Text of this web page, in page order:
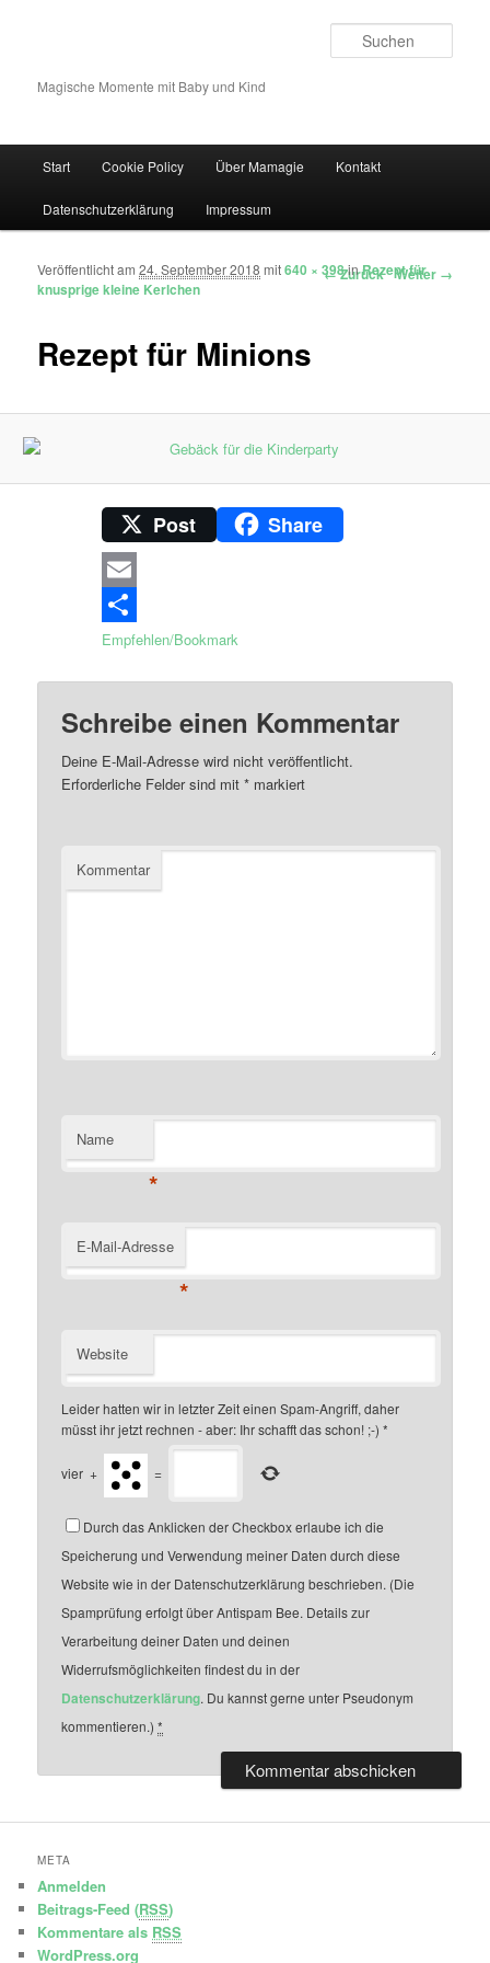
Magische Momente mit Baby und Kind
Zum Inhalt wechseln
Zum sekundären Inhalt wechseln
Start Cookie Policy Über Mamagie Kontakt
Datenschutzerklärung Impressum
Bilder-Navigation ← Zurück Weiter →
Rezept für Minions
Veröffentlicht am24. September 2018 mit640 × 398inRezept für
knusprige kleine Kerlchen
Post Share
Email
Empfehlen/Bookmark
Schreibe einen Kommentar
Deine E-Mail-Adresse wird nicht veröffentlicht.
Erforderliche Felder sind mit* markiert
Kommentar
Name
*
E-Mail-Adresse
*
Website
Leider hatten wir in letzter Zeit einen Spam-Angriff, daher
müsst ihr jetzt rechnen - aber: Ihr schafft das schon! ;-) *
vier + =
Durch das Anklicken der Checkbox erlaube ich die
Speicherung und Verwendung meiner Daten durch diese
Website wie in der Datenschutzerklärung beschrieben. (Die
Spamprüfung erfolgt über Antispam Bee. Details zur
Verarbeitung deiner Daten und deinen
Widerrufsmöglichkeiten findest du in der
Datenschutzerklärung. Du kannst gerne unter Pseudonym
kommentieren.)*
META
Anmelden
Beitrags-Feed (RSS)
Kommentare als RSS
WordPress.org